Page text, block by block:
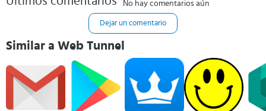
No hay comentarios aún
Dejar un comentario
Similar a Web Tunnel